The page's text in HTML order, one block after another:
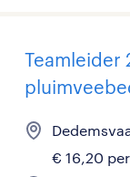
Teamleider
€ 16,20